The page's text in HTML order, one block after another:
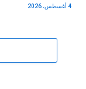
4 أغسطس، 2026